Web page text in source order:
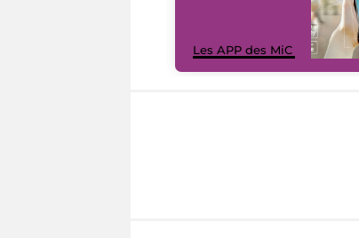
Les APP des MiC